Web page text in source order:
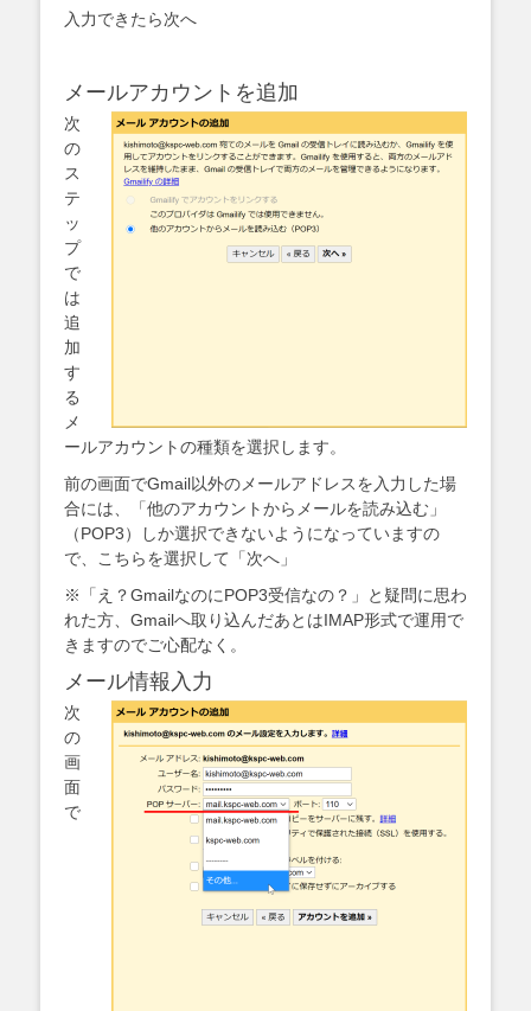
入力できたら次へ
メールアカウントを追加
次
の
ス
テ
ッ
プ
で
は
追
加
す
る
メ
ールアカウントの種類を選択します。
前の画面でGmail以外のメールアドレスを入力した場
合には、「他のアカウントからメールを読み込む」
（POP3）しか選択できないようになっていますの
で、こちらを選択して「次へ」
※「え？GmailなのにPOP3受信なの？」と疑問に思わ
れた方、Gmailへ取り込んだあとはIMAP形式で運用で
きますのでご心配なく。
メール情報入力
次
の
画
面
で